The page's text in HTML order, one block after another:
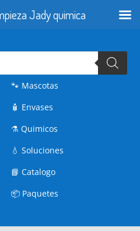
🐾 Mascotas
🧴 Envases
⚗️Quimicos
💧Soluciones
📘Catalogo
📦 Paquetes
Jady quimica